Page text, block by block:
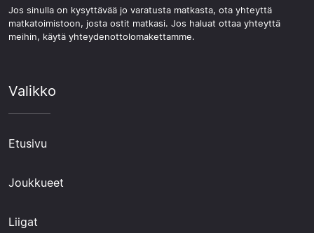
Jos sinulla on kysyttävää jo varatusta matkasta, ota yhteyttä
matkatoimistoon, josta ostit matkasi. Jos haluat ottaa yhteyttä
meihin, käytä yhteydenottolomakettamme.
Valikko
Etusivu
Joukkueet
Liigat